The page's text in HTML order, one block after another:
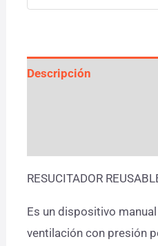
Descripción
RESUCITADOR
Es un dispositivo
ventilación con presión